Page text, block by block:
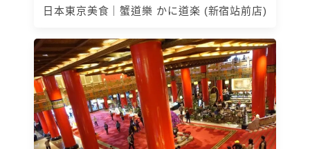
日本東京美食｜蟹道樂 かに道楽 (新宿站前店)